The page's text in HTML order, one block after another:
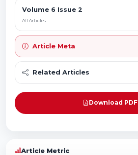
Volume 6 Issue 2
All Articles
Article Meta
Related Articles
Download PDF
Article Metric